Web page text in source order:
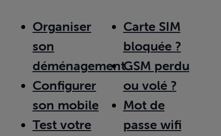
Organiser
son
déménagement
Configurer
son mobile
Test votre
Carte SIM
bloquée ?
GSM perdu
ou volé ?
Mot de
passe wifi